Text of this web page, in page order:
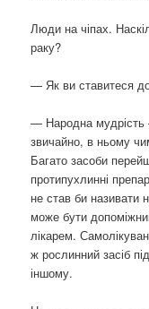
Люди на чіпах.
раку?
— Як ви ставитеся
— Народна мудрість
звичайно, в ньому
Багато засоби
протипухлинні
не став би називати
може бути
лікарем.
ж рослинний засіб
іншому.